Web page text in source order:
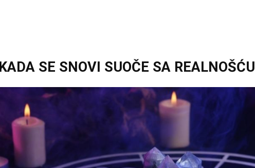
SE SNOVI SUOČE SA REALNOŠĆU